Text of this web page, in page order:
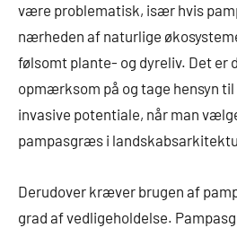
være problematisk, især hvis
nærheden af naturlige
følsomt plante- og dyreliv. Det er
opmærksom på og tage hensyn
invasive potentiale, når man
pampasgræs i
Derudover kræver brugen af
grad af vedligeholdelse.